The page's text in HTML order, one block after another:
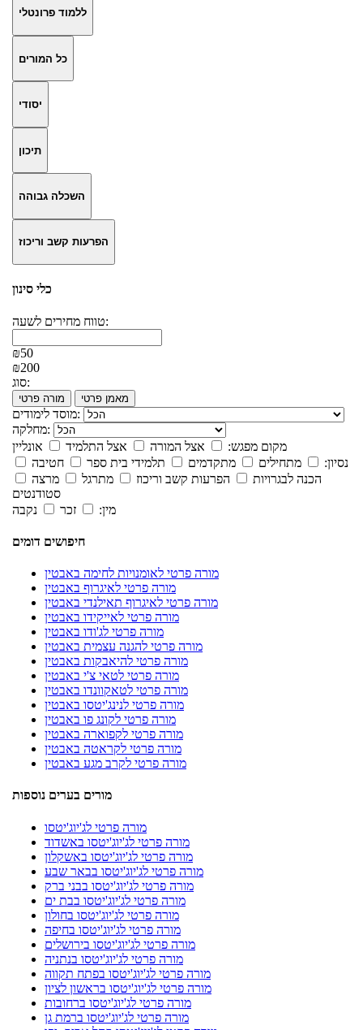
ללמוד פרונטלי
כל המורים
יסודי
תיכון
השכלה גבוהה
הפרעות קשב וריכוז
כלי סינון
טווח מחירים לשעה:
₪50
₪200
סוג:
מורה פרטי מאמן פרטי
מוסד לימודים:
מחלקה:
מקום מפגש:
אצל המורה אצל התלמיד
אונליין
נסיון:
מתחילים מתקדמים תלמידי בית ספר
חטיבה
הכנה לבגרויות
הפרעות קשב וריכוז מתרגל
מרצה
סטודנטים
מין:
זכר נקבה
חיפושים דומים
מורה פרטי לאומנויות לחימה באבטין
מורה פרטי לאיגרוף באבטין
מורה פרטי לאיגרוף תאילנדי באבטין
מורה פרטי לאייקידו באבטין
מורה פרטי לג'ודו באבטין
מורה פרטי להגנה עצמית באבטין
מורה פרטי להיאבקות באבטין
מורה פרטי לטאי צ'י באבטין
מורה פרטי לטאקוונדו באבטין
מורה פרטי לנינג'יטסו באבטין
מורה פרטי לקונג פו באבטין
מורה פרטי לקפוארה באבטין
מורה פרטי לקראטה באבטין
מורה פרטי לקרב מגע באבטין
מורים בערים נוספות
מורה פרטי לג'יוג'יטסו
מורה פרטי לג'יוג'יטסו באשדוד
מורה פרטי לג'יוג'יטסו באשקלון
מורה פרטי לג'יוג'יטסו בבאר שבע
מורה פרטי לג'יוג'יטסו בבני ברק
מורה פרטי לג'יוג'יטסו בבת ים
מורה פרטי לג'יוג'יטסו בחולון
מורה פרטי לג'יוג'יטסו בחיפה
מורה פרטי לג'יוג'יטסו בירושלים
מורה פרטי לג'יוג'יטסו בנתניה
מורה פרטי לג'יוג'יטסו בפתח תקווה
מורה פרטי לג'יוג'יטסו בראשון לציון
מורה פרטי לג'יוג'יטסו ברחובות
מורה פרטי לג'יוג'יטסו ברמת גן